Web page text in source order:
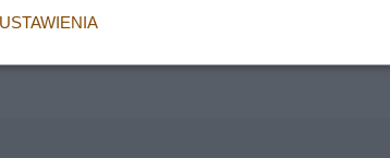
warto będzie opisać wygląd owczarków
(tzw. lessie) korzystał z właściwości futra
na nizinach przy stadach owiec. Jak
USTAWIENIA